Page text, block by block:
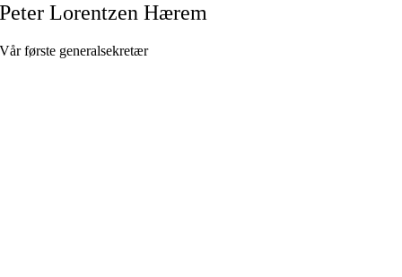
Peter Lorentzen Hærem
Vår første generalsekretær